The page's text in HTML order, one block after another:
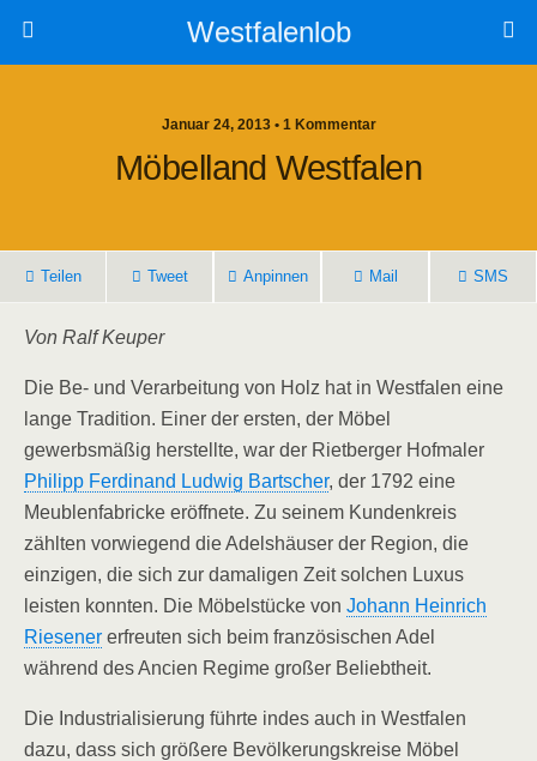
Westfalenlob
Januar 24, 2013 • 1 Kommentar
Möbelland Westfalen
Teilen Tweet Anpinnen Mail SMS
Von Ralf Keuper
Die Be- und Verarbeitung von Holz hat in Westfalen eine
lange Tradition. Einer der ersten, der Möbel
gewerbsmäßig herstellte, war der Rietberger Hofmaler
Philipp Ferdinand Ludwig Bartscher, der 1792 eine
Meublenfabricke eröffnete. Zu seinem Kundenkreis
zählten vorwiegend die Adelshäuser der Region, die
einzigen, die sich zur damaligen Zeit solchen Luxus
leisten konnten. Die Möbelstücke von Johann Heinrich
Riesener erfreuten sich beim französischen Adel
während des Ancien Regime großer Beliebtheit.
Die Industrialisierung führte indes auch in Westfalen
dazu, dass sich größere Bevölkerungskreise Möbel